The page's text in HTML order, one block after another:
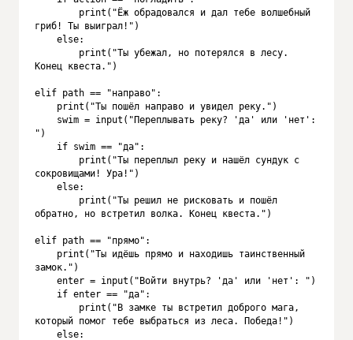
гриб! Ты выиграл!")
Конец квеста.")
elif path == "направо":
")
сокровищами! Ура!")
обратно, но встретил волка. Конец квеста.")
elif path == "прямо":
замок.")
который помог тебе выбраться из леса. Победа!")